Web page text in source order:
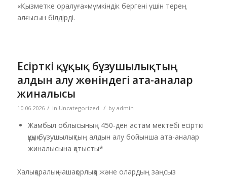
«Қызметке оралуға»мүмкіндік бергені үшін терең
алғысын білдірді.
Есірткі құқық бұзушылықтың
алдын алу жөніндегі ата-аналар
жиналысы
10.06.2026 / in Uncategorized / by admin
Жамбыл облысының 450-ден астам мектебі есірткі
құқық бұзушылықтың алдын алу бойынша ата-аналар
жиналысына қатысты*
Халықаралық нашақорлыққа және олардың заңсыз